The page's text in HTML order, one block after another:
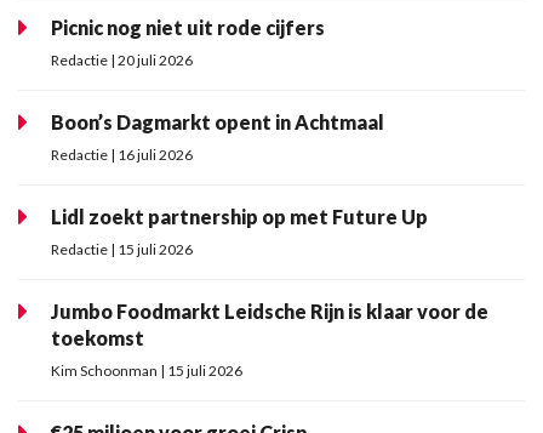
Picnic nog niet uit rode cijfers
Redactie | 20 juli 2026
Boon’s Dagmarkt opent in Achtmaal
Redactie | 16 juli 2026
Lidl zoekt partnership op met Future Up
Redactie | 15 juli 2026
Jumbo Foodmarkt Leidsche Rijn is klaar voor de
toekomst
Kim Schoonman | 15 juli 2026